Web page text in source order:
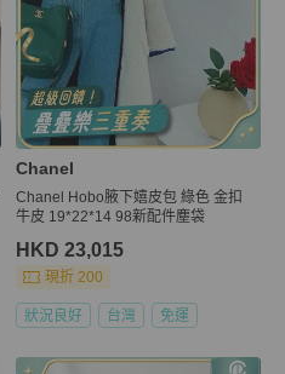
Chanel
Chanel Hobo腋下嬉皮包 綠色 金扣
牛皮 19*22*14 98新配件塵袋
HKD 23,015
現折 200
狀況良好 台灣 免運